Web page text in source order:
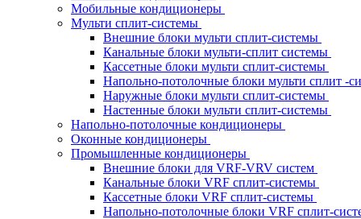
Мобильные кондиционеры
Мульти сплит-системы
Внешние блоки мульти сплит-системы
Канальные блоки мульти-сплит системы
Кассетные блоки мульти сплит-системы
Напольно-потолочные блоки мульти сплит -
Наружные блоки мульти сплит-системы
Настенные блоки мульти сплит-системы
Напольно-потолочные кондиционеры
Оконные кондиционеры
Промышленные кондиционеры
Внешние блоки для VRF-VRV систем
Канальные блоки VRF сплит-системы
Кассетные блоки VRF сплит-системы
Напольно-потолочные блоки VRF сплит-